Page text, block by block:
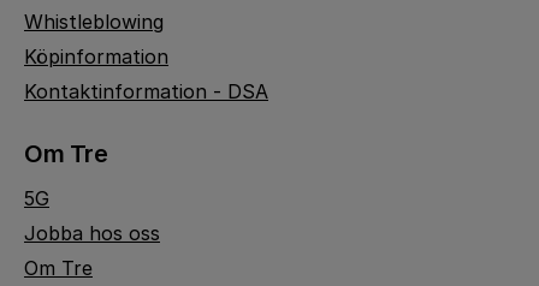
Whistleblowing
Köpinformation
Kontaktinformation - DSA
Om Tre
5G
Jobba hos oss
Om Tre